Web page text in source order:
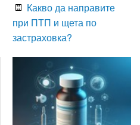
Какво да направите
при ПТП и щета по
застраховка?